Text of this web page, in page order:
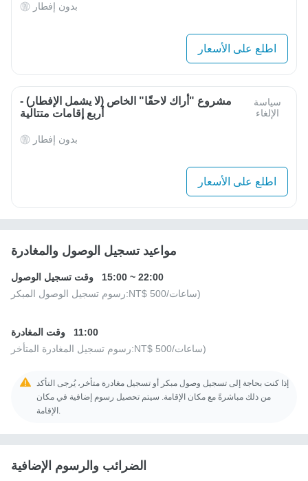
بدون إفطار
اطلع على الأسعار
مشروع "أراك لاحقًا" الخاص (لا يشمل الإفطار) -
أربع إقامات متتالية
سياسة
الإلغاء
بدون إفطار
اطلع على الأسعار
مواعيد تسجيل الوصول والمغادرة
وقت تسجيل الوصول 15:00 ~ 22:00
رسوم تسجيل الوصول المبكر:NT$ 500 /ساعات)
وقت المغادرة
11:00
رسوم تسجيل المغادرة المتأخر:NT$ 500 /ساعات)
إذا كنت بحاجة إلى تسجيل وصول مبكر أو تسجيل مغادرة متأخر، يُرجى التأكد
من ذلك مباشرةً مع مكان الإقامة. سيتم تحصيل رسوم إضافية في مكان
الإقامة.
الضرائب والرسوم الإضافية